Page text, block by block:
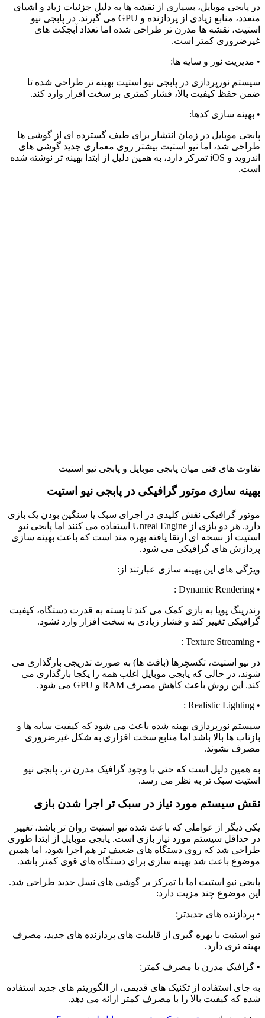
در پابجی موبایل، بسیاری از نقشه ها به دلیل جزئیات زیاد و اشیای
متعدد، منابع زیادی از پردازنده و
می گیرند. در پابجی نیو
استیت، نقشه ها مدرن تر طراحی شده اما تعداد آبجکت های
غیرضروری کمتر است.
• مدیریت نور و سایه ها:
سیستم نورپردازی در پابجی نیو استیت بهینه تر طراحی شده تا
ضمن حفظ کیفیت بالا، فشار کمتری بر سخت افزار وارد کند.
• بهینه سازی کدها:
پابجی موبایل در زمان انتشار برای طیف گسترده ای از گوشی ها
طراحی شد، اما نیو استیت بیشتر روی معماری جدید گوشی های
اندروید و
تمرکز دارد، به همین دلیل از ابتدا بهینه تر نوشته شده
است.
تفاوت های فنی میان پابجی موبایل و پابجی نیو استیت
بهینه سازی موتور گرافیکی در پابجی نیو استیت
موتور گرافیکی نقش کلیدی در اجرای سبک یا سنگین بودن یک بازی
دارد. هر دو بازی از
استفاده می کنند اما پابجی نیو
استیت از نسخه ای ارتقا یافته بهره مند است که باعث بهینه سازی
پردازش های گرافیکی می شود.
ویژگی های این بهینه سازی عبارتند از :
•
Dynamic Rendering
:
رندرینگ پویا به بازی کمک می کند تا بسته به قدرت دستگاه، کیفیت
گرافیکی تغییر کند و فشار زیادی به سخت افزار وارد نشود.
•
Texture Streaming
:
در نیو استیت، تکسچرها (بافت ها) به صورت تدریجی بارگذاری می
شوند، در حالی که پابجی موبایل اغلب همه را یکجا بارگذاری می
کند. این روش باعث کاهش مصرف
و می شود.
•
Realistic Lighting
:
سیستم نورپردازی بهینه شده باعث می شود که کیفیت سایه ها و
بازتاب ها بالا باشد اما منابع سخت افزاری به شکل غیرضروری
مصرف نشوند.
به همین دلیل است که حتی با وجود گرافیک مدرن تر، پابجی نیو
استیت سبک تر به نظر می رسد.
نقش سیستم مورد نیاز در سبک تر اجرا شدن بازی
یکی دیگر از عواملی که باعث شده نیو استیت روان تر باشد، تغییر
در حداقل سیستم مورد نیاز بازی است. پابجی موبایل از ابتدا طوری
طراحی شد که روی دستگاه های ضعیف تر هم اجرا شود، اما همین
موضوع باعث شد بهینه سازی برای دستگاه های قوی کمتر باشد.
پابجی نیو استیت اما با تمرکز بر گوشی های نسل جدید طراحی شد.
این موضوع چند مزیت دارد:
• پردازنده های جدیدتر :
نیو استیت با بهره گیری از قابلیت های پردازنده های جدید، مصرف
بهینه تری دارد.
• گرافیک مدرن با مصرف کمتر :
به جای استفاده از تکنیک های قدیمی، از الگوریتم های جدید استفاده
شده که کیفیت بالا را با مصرف کمتر ارائه می دهد.